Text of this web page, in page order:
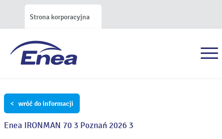
Strona korporacyjna
< wróć do informacji
Enea IRONMAN 70 3 Poznań 2026 3